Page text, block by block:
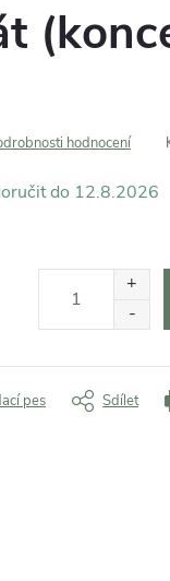
hodnocení
12.8.2026
pes Sdílet